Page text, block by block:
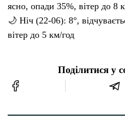
ясно, опади 35%, вітер до 8
🌙 Ніч (22-06): 8°,
вітер до 5 км/год
Поділитися у